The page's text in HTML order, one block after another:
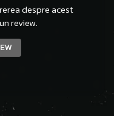
despre acest
review.